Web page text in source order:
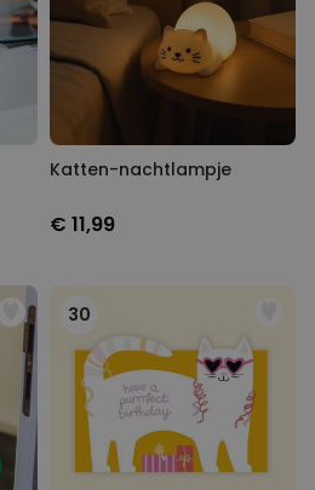
Katten-nachtlampje
€ 11,99
30